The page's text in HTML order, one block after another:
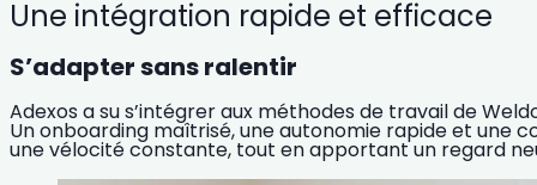
Une intégration rapide et efficace
S’adapter sans ralentir
Adexos a su s’intégrer aux méthodes de travail de
Un onboarding maîtrisé, une autonomie rapide et une
une vélocité constante, tout en apportant un regard